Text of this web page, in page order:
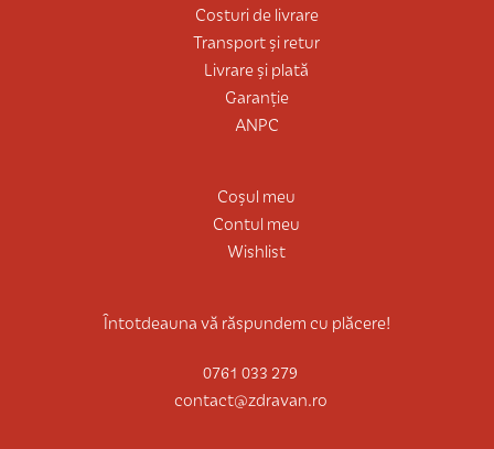
Costuri de livrare
Transport și retur
Livrare și plată
Garanție
ANPC
Coșul meu
Contul meu
Wishlist
Întotdeauna vă răspundem cu plăcere!
0761 033 279
contact@zdravan.ro